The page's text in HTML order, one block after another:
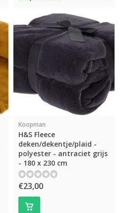
Koopman
H&S Fleece
deken/dekentje/plaid -
polyester - antraciet grijs
- 180 x 230 cm
€23,00